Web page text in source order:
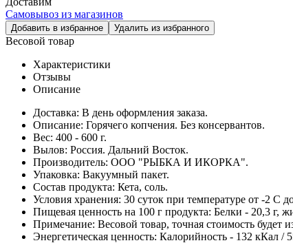
Самовывоз из магазинов
Добавить в избранное Удалить из избранного
Весовой товар
Характеристики
Отзывы
Описание
Доставка: В день оформления заказа.
Описание: Горячего копчения. Без консервантов.
Вес: 400 - 600 г.
Вылов: Россия. Дальний Восток.
Производитель: ООО "РЫБКА И ИКОРКА".
Упаковка: Вакуумный пакет.
Состав продукта: Кета, соль.
Условия хранения: 30 суток при температуре от -2 С
Пищевая ценность на 100 г продукта: Белки - 20,3 г,
Примечание: Весовой товар, точная стоимость будет
Энергетическая ценность: Калорийность - 132 кКал /